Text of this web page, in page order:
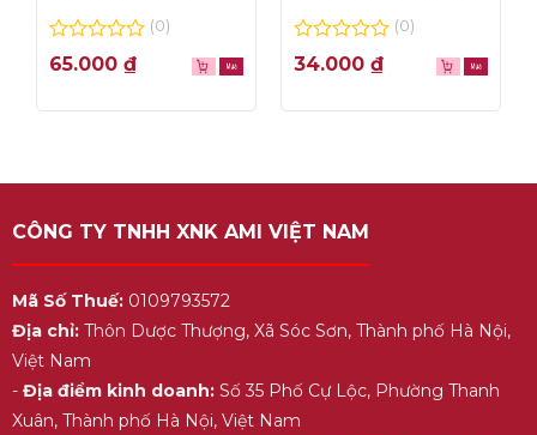
thơm ngon, túi lọc
0
out
5
(0)
65.000 ₫
– hộp 1L
0
out
5
(0)
34.000 ₫
CÔNG TY TNHH XNK AMI VIỆT NAM
Mã Số Thuế:0109793572
Địa chỉ:Thôn Dược Thượng, Xã Sóc Sơn, Thành phố Hà Nội,
Việt Nam
- Địa điểm kinh doanh:Số 35 Phố Cự Lộc, Phường Thanh
Xuân, Thành phố Hà Nội, Việt Nam